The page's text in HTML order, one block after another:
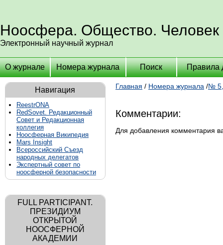
Ноосфера. Общество. Человек
Электронный научный журнал
О журнале Номера журнала Поиск Правила
Навигация
ReestrONA
RedSovet. Редакционный
Совет и Редакционная
коллегия
Ноосферная Википедия
Mars Insight
Всероссийский Съезд
народных делегатов
Экспертный совет по
ноосферной безопасности
FULL PARTICIPANT.
ПРЕЗИДИУМ
ОТКРЫТОЙ
НООСФЕРНОЙ
АКАДЕМИИ
Главная / Номера журнала /№
Комментарии:
Для добавления комментария